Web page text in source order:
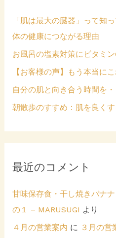
「肌は最大の臓器」って知
体の健康につながる理由
お風呂の塩素対策にビタミ
【お客様の声】もう本当に
自分の肌と向き合う時間を
朝散歩のすすめ：肌を良く
最近のコメント
甘味保存食・干し焼きバナナ
の１ – MARUSUGI より
４月の営業案内 に ３月の